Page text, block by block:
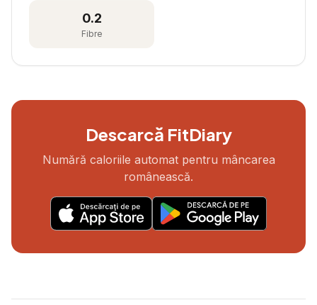
0.2
Fibre
Descarcă FitDiary
Numără caloriile automat pentru mâncarea
românească.